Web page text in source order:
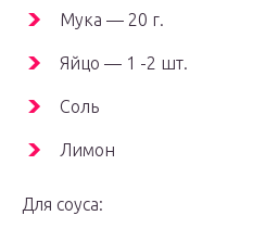
Мука — 20 г.
Яйцо — 1 -2 шт.
Соль
Лимон
Для соуса: